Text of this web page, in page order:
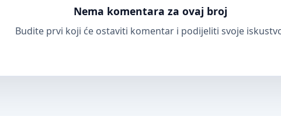
Nema komentara za ovaj broj
Budite prvi koji će ostaviti komentar i podijeliti svoje